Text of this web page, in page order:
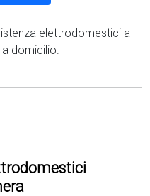
elettrodomestici a
domicilio.